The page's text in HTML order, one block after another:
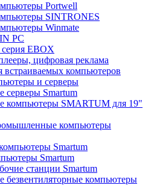
Portwell
SINTRONES
Winmate
PC
EBOX
цифровая реклама
встраиваемых компьютеров
и серверы
Smartum
SMARTUM для 19"
компьютеры
Smartum
Smartum
станции Smartum
компьютеры